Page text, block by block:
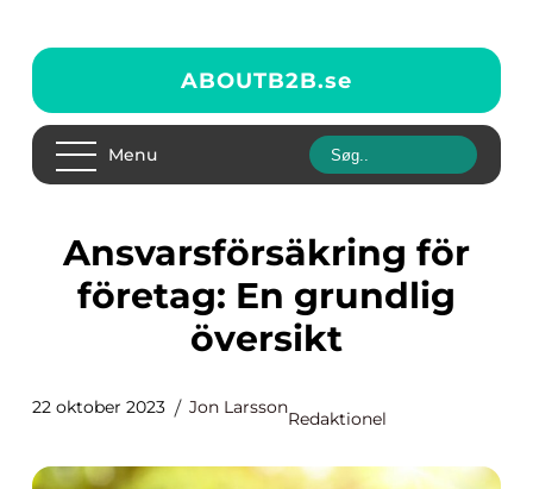
ABOUTB2B.se
Menu
Ansvarsförsäkring för
företag: En grundlig
översikt
22 oktober 2023 Jon Larsson
Redaktionel